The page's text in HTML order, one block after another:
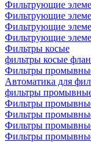
Фильтрующие
Фильтрующие
Фильтрующие
Фильтрующие
Фильтры косые
фильтры косые
Фильтры
Автоматика для
фильтры
Фильтры
Фильтры
Фильтры
Фильтры